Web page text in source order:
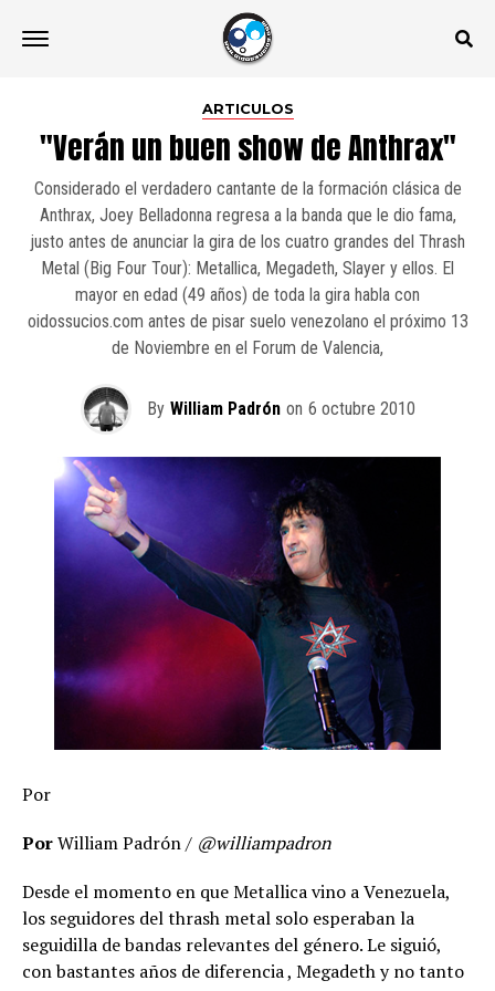
ARTICULOS
"Verán un buen show de Anthrax"
Considerado el verdadero cantante de la formación clásica de
Anthrax, Joey Belladonna regresa a la banda que le dio fama,
justo antes de anunciar la gira de los cuatro grandes del Thrash
Metal (Big Four Tour): Metallica, Megadeth, Slayer y ellos. El
mayor en edad (49 años) de toda la gira habla con
oidossucios.com antes de pisar suelo venezolano el próximo 13
de Noviembre en el Forum de Valencia,
By William Padrón on 6 octubre 2010
Por
PorWilliam Padrón / @williampadron
Desde el momento en que Metallica vino a Venezuela,
los seguidores del thrash metal solo esperaban la
seguidilla de bandas relevantes del género. Le siguió,
con bastantes años de diferencia , Megadeth y no tanto